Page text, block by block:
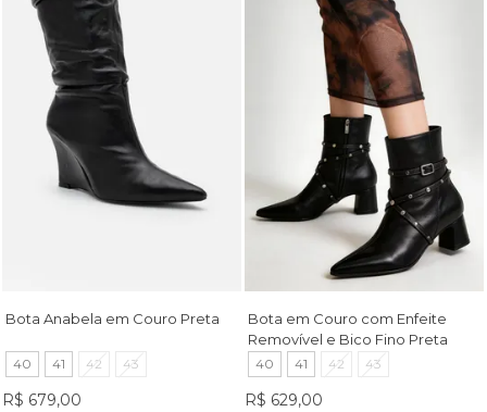
Bota Anabela em Couro Preta
40 41 42 43
R$ 679,00
Bota em Couro com Enfeite
Removível e Bico Fino Preta
40 41 42 43
R$ 629,00